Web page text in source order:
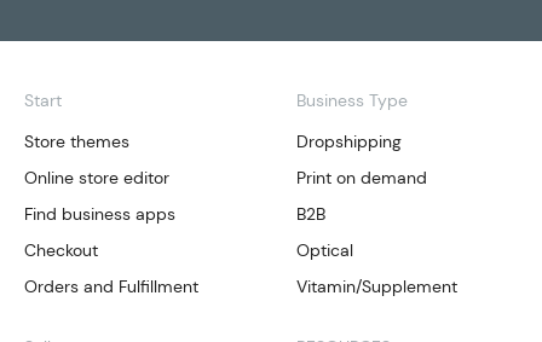
Start
Store themes
Online store editor
Find business apps
Checkout
Orders and Fulfillment
Business Type
Dropshipping
Print on demand
B2B
Optical
Vitamin/Supplement